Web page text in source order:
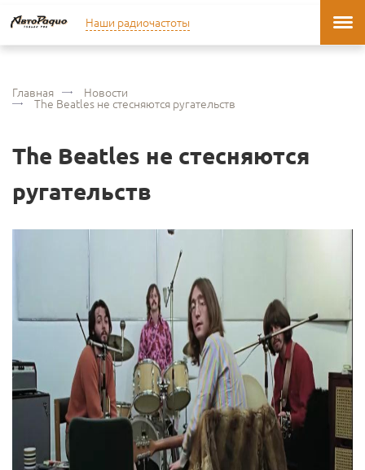
Наши радиочастоты
Главная Новости
The Beatles не стесняются ругательств
The Beatles не стесняются
ругательств